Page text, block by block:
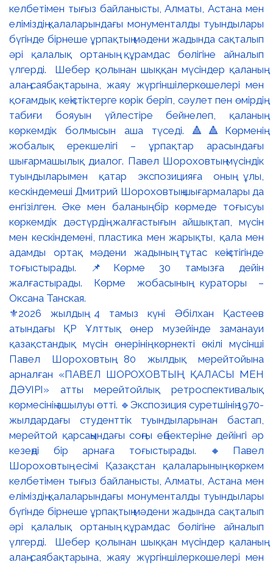
⚜️2026 жылдың 4 тамыз күні Әбілхан Қастеев
атындағы ҚР Ұлттық өнер музейінде заманауи
қазақстандық мүсін өнерінің көрнекті өкілі мүсінші
Павел Шороховтың 80 жылдық мерейтойына
арналған «ПАВЕЛ ШОРОХОВТЫҢ ҚАЛАСЫ МЕН
ДӘУІРІ» атты мерейтойлық ретроспективалық
көрмесінің ашылуы өтті. 🔹Экспозиция суретшінің 1970-
жылдардағы студенттік туындыларынан бастап,
мерейтой қарсаңындағы соңғы еңбектеріне дейінгі әр
кезеңді бір арнаға тоғыстырады. 🔸Павел
Шороховтың есімі Қазақстан қалаларының көркем
келбетімен тығыз байланысты, Алматы, Астана мен
еліміздің қалаларындағы монументалды туындылары
бүгінде бірнеше ұрпақтың мәдени жадында сақталып
әрі қалалық ортаның құрамдас бөлігіне айналып
үлгерді. Шебер қолынан шыққан мүсіндер қаланың
алаң-саябақтарына, жаяу жүргіншілеркөшелері мен